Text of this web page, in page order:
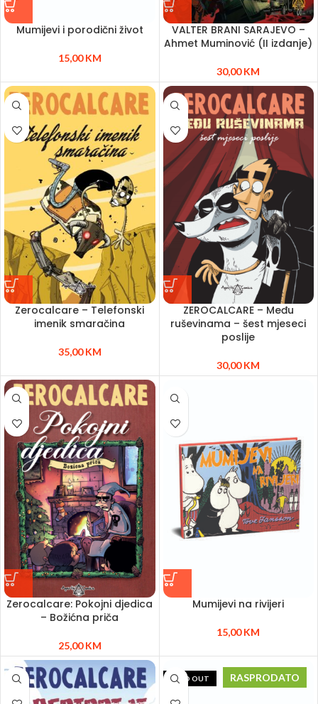
Mumijevi i porodični život
15,00KM
VALTER BRANI SARAJEVO –
Ahmet Muminović (II izdanje)
30,00KM
Zerocalcare – Telefonski
imenik smaračina
35,00KM
ZEROCALCARE – Među
ruševinama – šest mjeseci
poslije
30,00KM
Zerocalcare: Pokojni djedica
– Božićna priča
25,00KM
Mumijevi na rivijeri
15,00KM
SOLD OUT RASPRODATO